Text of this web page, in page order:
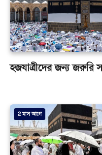
হজযাত্রীদের জন্য জরুরি
2 মাস আগে